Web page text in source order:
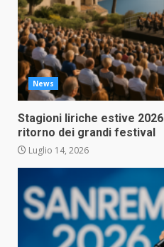
News
Stagioni liriche estive
ritorno dei grandi festival
Luglio 14, 2026